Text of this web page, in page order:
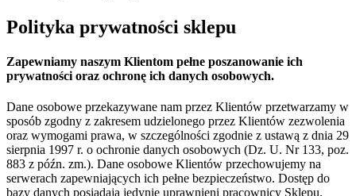
Polityka prywatności sklepu
Zapewniamy naszym Klientom pełne poszanowanie ich
prywatności oraz ochronę ich danych osobowych.
Dane osobowe przekazywane nam przez Klientów przetwarzamy w
sposób zgodny z zakresem udzielonego przez Klientów zezwolenia
oraz wymogami prawa, w szczególności zgodnie z ustawą z dnia 29
sierpnia 1997 r. o ochronie danych osobowych (Dz. U. Nr 133, poz.
883 z późn. zm.). Dane osobowe Klientów przechowujemy na
serwerach zapewniających ich pełne bezpieczeństwo. Dostęp do
bazy danych posiadają jedynie uprawnieni pracownicy Sklepu.